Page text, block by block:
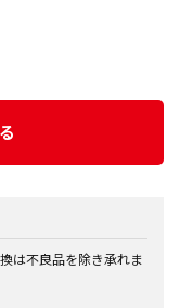
は不良品を除き承れま